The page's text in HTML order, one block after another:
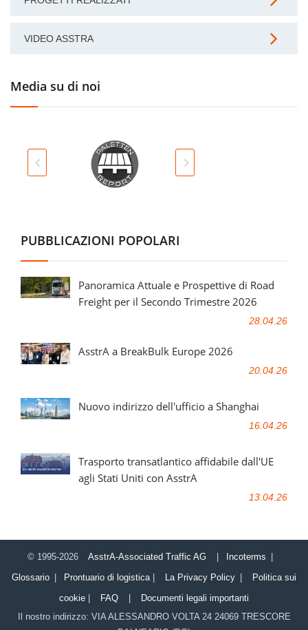
VIDEO ASSTRA
Media su di noi
PUBBLICAZIONI POPOLARI
Panoramica Attuale e Prospettive di Road
Freight per il Secondo Trimestre 2026
28.04.26
AsstrA a BreakBulk Europe 2026
20.04.26
Nuovo indirizzo dell'ufficio a Shanghai
16.04.26
Trasporto transatlantico affidabile dall'UE
agli Stati Uniti con AsstrA
13.04.26
© 1995-2026 AsstrA-Associated Traffic AG Incoterms
Glossario
Prontuario di logistica| La Privacy Policy
Politica sui
cookie
FAQ
Documenti legali importanti
Il nostro indirizzo: VIA ALESSANDRO VOLTA 24 24069 TRESCORE